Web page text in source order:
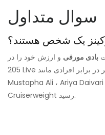
سوال متداول
یک شخص هستند؟
بادی مورفی و ارزش خود را در
205 Live ثابت کرد. او با چند پیروزی چشمگیر در برابر افرادی مانند
Mustapha Ali ، Ariya Daivari و Kalisto # 7 به مقاماتی مانند بخش
Cruiserweight رسید.